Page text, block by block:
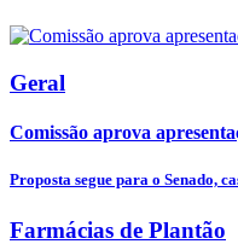
Geral
Comissão aprova
Proposta segue para o Senado,
Farmácias de Plantão